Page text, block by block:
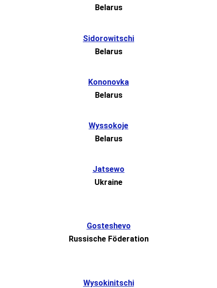
Belarus
Sidorowitschi
Belarus
Kononovka
Belarus
Wyssokoje
Belarus
Jatsewo
Ukraine
Gosteshevo
Russische Föderation
Wysokinitschi